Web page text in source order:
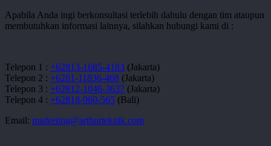
Apabila Anda ingi berkonsultasi terlebih dahulu dengan tim ataupun
membutuhkan informasi lainnya, silahkan hubungi kami di :
Telepon 1 : +62813-1685-4183 (Jakarta)
Telepon 2 : +6281-11836-468 (Jakarta)
Telepon 3 : +62812-1046-3637 (Jakarta)
Telepon 4 : +62818-960-565 (Bali)
Email: marketing@arthurteknik.com